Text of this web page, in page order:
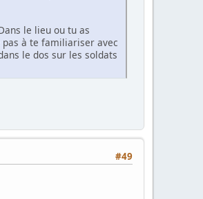
le lieu ou tu as
à te familiariser avec
le dos sur les soldats
#49